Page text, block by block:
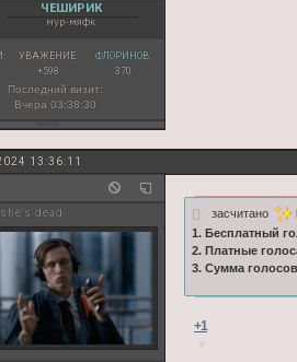
ЧЕШИРИК
мур-мяфк
УВАЖЕНИЕ:
+598
ФЛОРИНОВ:
370
Последний визит:
Вчера 03:38:30
13:36:11
dead засчитано
1. Бесплатный
2. Платные
3. Сумма
+1